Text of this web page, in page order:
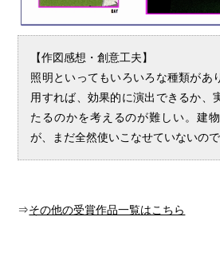
【作図感想・創意工夫】
照明といってもいろいろな種類があ
用すれば、効果的に演出できるか、
たるのかを考えるのが難しい。建
が、まだ全然使いこなせていないので
⇒その他の受賞作品一覧はこちら